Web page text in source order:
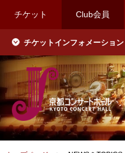
チケット Club会員
チケットインフォメーション